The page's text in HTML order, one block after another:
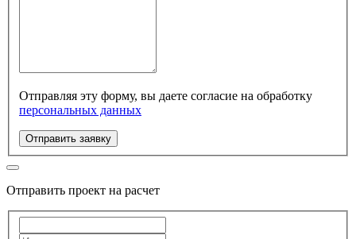
Отправляя эту форму, вы даете согласие на обработку
персональных данных
Отправить заявку
Отправить проект на расчет